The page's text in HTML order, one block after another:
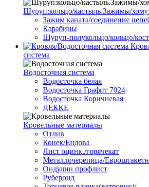
Шуруп:кольцо/кастыль.Зажимы/
Зажим каната/соединение
Карабины
Шуруп-полукольцо/кольцо/
система
Водосточная система
Водосточка белая
Водосточка Графит 7024
Водосточка Коричневая
ДЁККЕ
Кровельные материалы
Отлив
Конек/Ендова
Лист оцинк./горячекат
Металлочерепица/
Ондулин профлист
Рубероид